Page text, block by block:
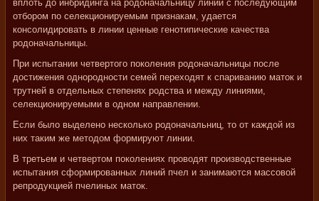
вплоть до инбридинга на родоначальницу линии с последующим
отбором по селекционируемым признакам, удается
консолидировать в линии ценные генотипические качества
родоначальницы.
При испытании четвертого поколения родоначальницы после
достижения однородности семей переходят к спариванию маток и
трутней в отдельных степенях родства и между линиями,
селекционируемыми в одном направлении.
Если было выделено несколько родоначальниц, то от каждой из
них таким же методом формируют линии.
В третьем и четвертом поколениях проводят производственные
испытания сформированных линий пчел и занимаются массовой
репродукцией пчелиных маток.